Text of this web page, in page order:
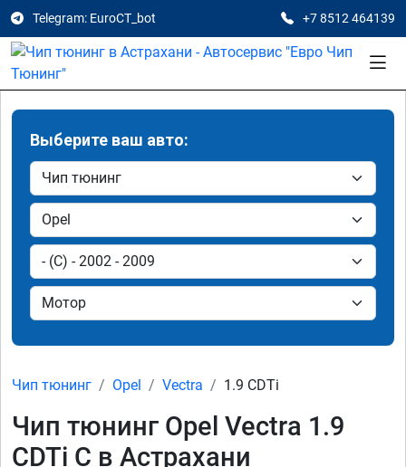
Telegram: EuroCT_bot +7 8512 464139
Выберите ваш авто:
Чип тюнинг Opel Vectra 1.9 CDTi
Чип тюнинг Opel Vectra 1.9
CDTi C в Астрахани